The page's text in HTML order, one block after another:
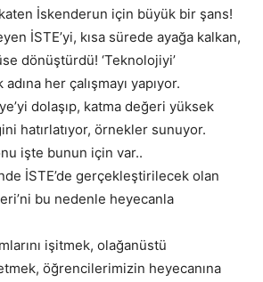
İskenderun için büyük bir şans!
İSTE’yi, kısa sürede ayağa kalkan,
dönüştürdü! ‘Teknolojiyi’
her çalışmayı yapıyor.
dolaşıp, katma değeri yüksek
hatırlatıyor, örnekler sunuyor.
işte bunun için var..
İSTE’de gerçekleştirilecek olan
bu nedenle heyecanla
işitmek, olağanüstü
öğrencilerimizin heyecanına